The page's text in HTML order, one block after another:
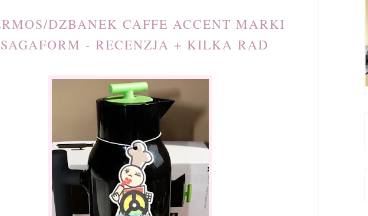
DZBANEK CAFFE ACCENT MARKI
SAGAFORM - RECENZJA + KILKA RAD